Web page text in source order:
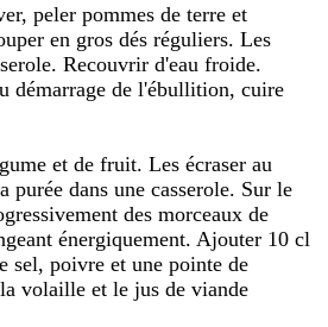
peler pommes de terre et
en gros dés réguliers. Les
Recouvrir d'eau froide.
démarrage de l'ébullition, cuire
et de fruit. Les écraser au
purée dans une casserole. Sur le
des morceaux de
énergiquement. Ajouter 10 cl
sel, poivre et une pointe de
volaille et le jus de viande